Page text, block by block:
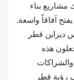
الأول من 2025، وهناك مشاريع بناء
ما يفتح آفاقاً واسعة.
ديزاين قطر
هذه
رؤية قطر